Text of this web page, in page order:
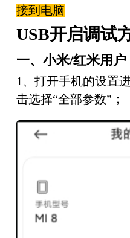
接到电脑
USB开启调试
一、 小米/红米用户
1、打开手机的设置
击选择“全部参数”；